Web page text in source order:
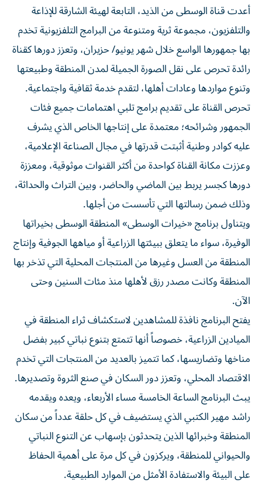
أعدت قناة الوسطى من الذيد، التابعة لهيئة الشارقة للإذاعة
والتلفزيون، مجموعة ثرية ومتنوعة من البرامج التلفزيونية تخدم
بها جمهورها الواسع خلال شهر يونيو/ حزيران، وتعزز دورها كقناة
رائدة تحرص على نقل الصورة الجميلة لمدن المنطقة وطبيعتها
وتنوع مواردها وعادات أهلها، لتقدم خدمة ثقافية واجتماعية.
تحرص القناة على تقديم برامج تلبي اهتمامات جميع فئات
الجمهور وشرائحه؛ معتمدة على إنتاجها الخاص الذي يشرف
عليه كوادر وطنية أثبتت قدرتها في مجال الصناعة الإعلامية،
وعززت مكانة القناة كواحدة من أكثر القنوات موثوقية، ومعززة
دورها كجسر يربط بين الماضي والحاضر، وبين التراث والحداثة،
وذلك ضمن رسالتها التي تأسست من أجلها.
ويتناول برنامج «خيرات الوسطى» المنطقة الوسطى بخيراتها
الوفيرة، سواء ما يتعلق ببيئتها الزراعية أو مياهها الجوفية وإنتاج
المنطقة من العسل وغيرها من المنتجات المحلية التي تذخر بها
المنطقة وكانت مصدر رزق لأهلها منذ مئات السنين وحتى
الآن.
يفتح البرنامج نافذة للمشاهدين لاستكشاف ثراء المنطقة في
الميادين الزراعية، خصوصاً أنها تتمتع بتنوع نباتي كبير بفضل
مناخها وتضاريسها، كما تتميز بالعديد من المنتجات التي تخدم
الاقتصاد المحلي، وتعزز دور السكان في صنع الثروة وتصديرها.
يبث البرنامج الساعة الخامسة مساء الأربعاء، ويعده ويقدمه
راشد مهير الكتبي الذي يستضيف في كل حلقة عدداً من سكان
المنطقة وخبرائها الذين يتحدثون بإسهاب عن التنوع النباتي
والحيواني للمنطقة، ويركزون في كل مرة على أهمية الحفاظ
على البيئة والاستفادة الأمثل من الموارد الطبيعية.